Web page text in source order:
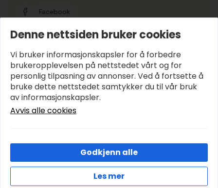
Facebook
Google-vurdering
Hold deg oppdatert
E-post*
Abonner
© 2026 Avenyen Lys – Utviklet og designet av
Denne nettsiden bruker cookies
Vi bruker informasjonskapsler for å forbedre
brukeropplevelsen på nettstedet vårt og for
personlig tilpasning av annonser. Ved å fortsette å
bruke dette nettstedet samtykker du til vår bruk
av informasjonskapsler.
Avvis alle cookies
Les mer
Godkjenn alle
Cookies